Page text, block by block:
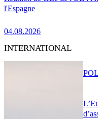
l'Espagne
04.08.2026
INTERNATIONAL